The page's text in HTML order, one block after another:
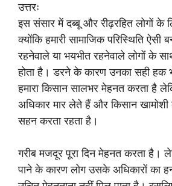
उत्तरः
इस संसार में दब्बू और रीढ़रहित लोगों के
क्योंकि हमारी सामाजिक परिस्थिति
रहनेवाले या भयभीत रहनेवाले लोगों के
होता है। डरने के कारण उनका सही हक
हमारा किसान सालभर मेहनत करता है
अधिकार मार लेते हैं और किसान
सहन करता रहता है।
गरीब मजदूर पूरा दिन मेहनत करता है।
पाने के कारण लोग उसके अधिकारों का